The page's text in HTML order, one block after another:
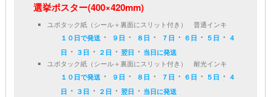
選挙ポスター(400×420mm)
ユポタック紙（シール＋裏面にスリット付き） 普通インキ
１０日で発送 ・ ９日 ・ ８日 ・ ７日 ・ ６日 ・ ５日 ・ ４
日 ・ ３日 ・ ２日 ・翌日 ・ 当日に発送
ユポタック紙（シール＋裏面にスリット付き） 耐光インキ
１０日で発送 ・ ９日 ・ ８日 ・ ７日 ・ ６日 ・ ５日 ・ ４
日 ・ ３日 ・ ２日 ・翌日 ・ 当日に発送